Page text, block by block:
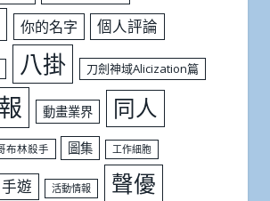
你的名字 個人評論
八掛 刀劍神域Alicization篇
動畫業界 同人
布林殺手 圖集 工作細胞
手遊 活動情報 聲優